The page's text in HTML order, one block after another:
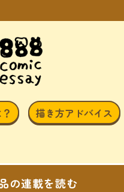
描き方アドバイス
の連載を読む